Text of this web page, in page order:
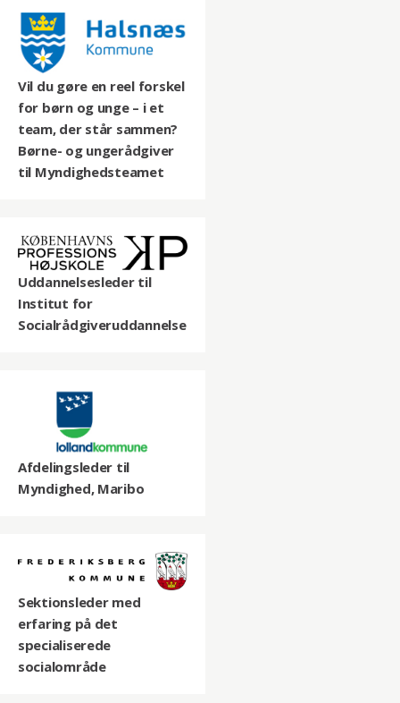
Vil du gøre en reel forskel
for børn og unge – i et
team, der står sammen?
Børne- og ungerådgiver
til Myndighedsteamet
Uddannelsesleder til
Institut for
Socialrådgiveruddannelse
Afdelingsleder til
Myndighed, Maribo
Sektionsleder med
erfaring på det
specialiserede
socialområde